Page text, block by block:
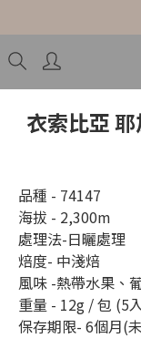
衣索比亞
品種 - 74147
海拔 - 2,300m
處理法-日曬處理
焙度- 中淺焙
風味 -熱帶水果、
重量 - 12g / 包 (5
保存期限- 6個月(